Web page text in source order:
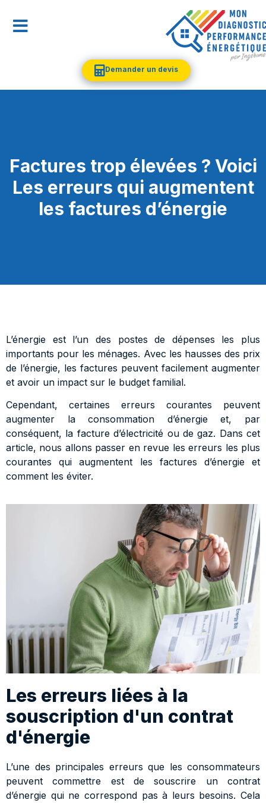
Demander un devis
Factures trop élevées ? Voici
Les erreurs qui augmentent
les factures d’énergie
L’énergie est l’un des postes de dépenses les plus
importants pour les ménages. Avec les hausses des prix
de l’énergie, les factures peuvent facilement augmenter
et avoir un impact sur le budget familial.
Cependant, certaines erreurs courantes peuvent
augmenter la consommation d’énergie et, par
conséquent, la facture d’électricité ou de gaz. Dans cet
article, nous allons passer en revue les erreurs les plus
courantes qui augmentent les factures d’énergie et
comment les éviter.
Les erreurs liées à la
souscription d'un contrat
d'énergie
L’une des principales erreurs que les consommateurs
peuvent commettre est de souscrire un contrat
d’énergie qui ne correspond pas à leurs besoins. Cela